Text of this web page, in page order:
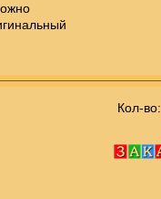
Кол-во: